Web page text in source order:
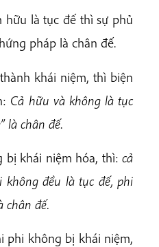
là tục đế thì sự phủ
pháp là chân đế.
khái niệm, thì biện
Cả hữu và không là tục
là chân đế.
bị khái niệm hóa, thì: cả
đều là tục đế, phi
chân đế.
phi không bị khái niệm,